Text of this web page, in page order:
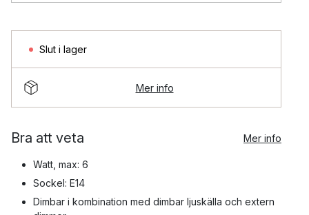
Slut i lager
Mer info
Bra att veta Mer info
Watt, max: 6
Sockel: E14
Dimbar i kombination med dimbar ljuskälla och extern